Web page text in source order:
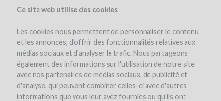
Ce site web utilise des cookies
Les cookies nous permettent de personnaliser le contenu
et les annonces, d'offrir des fonctionnalités relatives aux
médias sociaux et d'analyser le trafic. Nous partageons
également des informations sur l'utilisation de notre site
avec nos partenaires de médias sociaux, de publicité et
d'analyse, qui peuvent combiner celles-ci avec d'autres
informations que vous leur avez fournies ou qu'ils ont
the project estate project details expert opinion pay-back in wine